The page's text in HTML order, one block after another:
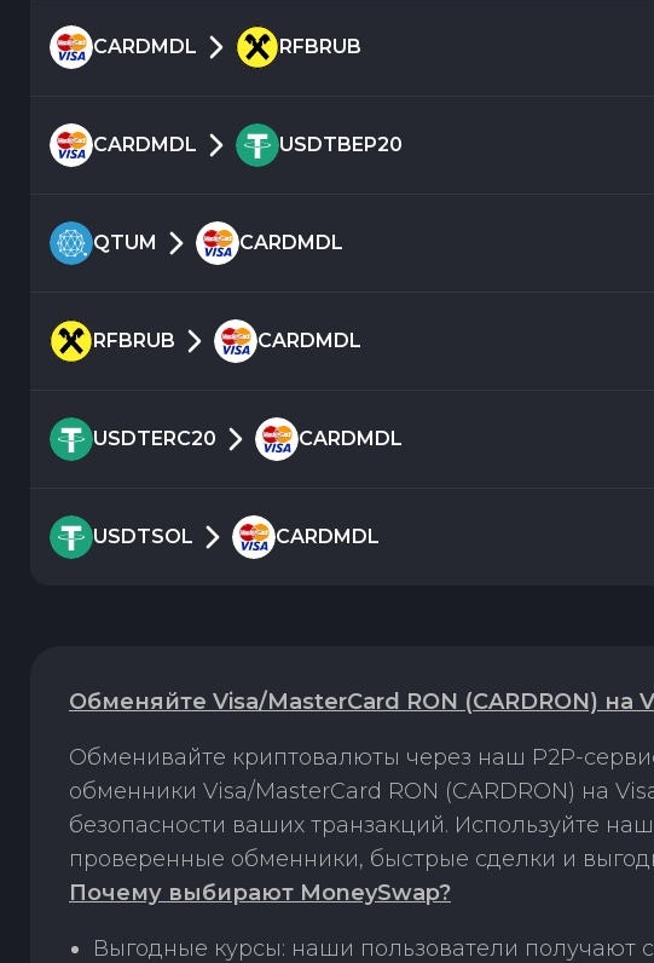
CARDMDL RFBRUB
CARDMDL USDTBEP20
QTUM CARDMDL
RFBRUB CARDMDL
USDTERC20 CARDMDL
USDTSOL CARDMDL
Обменяйте Visa/MasterCard RON (CARDRON) на
Обменивайте криптовалюты через наш P2P-
обменники Visa/MasterCard RON (CARDRON) на
безопасности ваших транзакций. Используйте
проверенные обменники, быстрые сделки и
Почему выбирают MoneySwap?
Выгодные курсы: наши пользователи получают